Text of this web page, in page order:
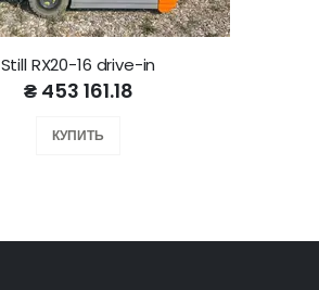
Still RX20-16 drive-in
₴ 453 161.18
КУПИТЬ